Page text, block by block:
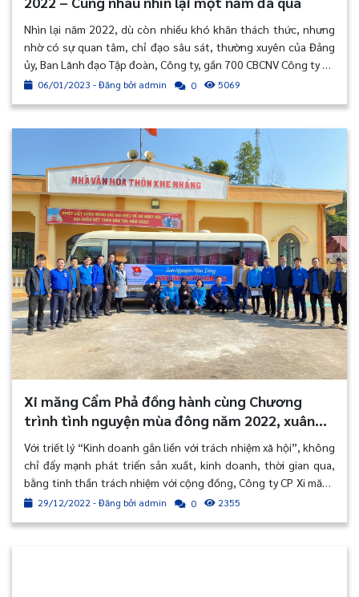
Nhìn lại năm 2022, dù còn nhiều khó khăn thách thức, nhưng
nhờ có sự quan tâm, chỉ đạo sâu sát, thường xuyên của Đảng
ủy, Ban Lãnh đạo Tập đoàn, Công ty, gần 700 CBCNV Công ty CP
Xi măng Cẩm Phả đã phát huy tinh thần đoàn kết nội bộ, cố
xuất, giúp đơn vị hoạt động ổn định, đảm bảo đời sống vật chất
và tinh thần của người lao động
06/01/2023 - Đăng bởi admin 0 5069
Xi măng Cẩm Phả đồng hành cùng Chương
trình tình nguyện mùa đông năm 2022, xuân
tình nguyện năm 2023
Với triết lý “Kinh doanh gắn liền với trách nhiệm xã hội”, không
chỉ đẩy mạnh phát triển sản xuất, kinh doanh, thời gian qua,
bằng tinh thần trách nhiệm với cộng đồng, Công ty CP Xi măng
Cẩm Phả đã có nhiều hoạt động hỗ trợ, đóng góp thiết thực
29/12/2022 - Đăng bởi admin 0 2355